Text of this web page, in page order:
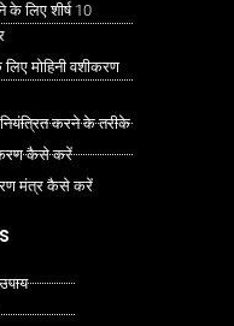
के लिए शीर्ष 10
मोहिनी वशीकरण
करने के तरीके
कैसे करें
मंत्र कैसे करें